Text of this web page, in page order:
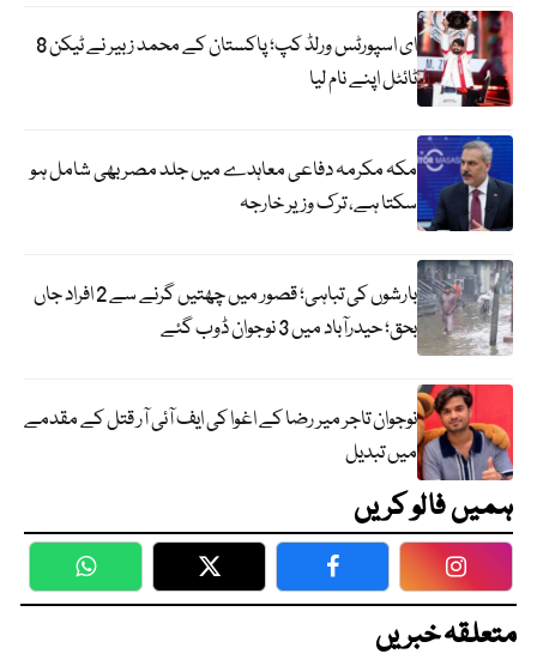
ای اسپورٹس ورلڈ کپ؛ پاکستان کے محمد زبیر نے ٹیکن 8
ٹائٹل اپنے نام لیا
مکہ مکرمہ دفاعی معاہدے میں جلد مصر بھی شامل ہو
سکتا ہے، ترک وزیر خارجہ
بارشوں کی تباہی؛ قصور میں چھتیں گرنے سے 2 افراد جاں
بحق؛ حیدرآباد میں 3 نوجوان ڈوب گئے
نوجوان تاجر میر رضا کے اغوا کی ایف آئی آر قتل کے مقدمے
میں تبدیل
ہمیں فالو کریں
WhatsApp Twitter Facebook
متعلقہ خبریں